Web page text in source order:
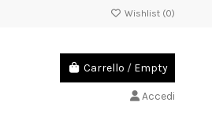
Wishlist (0)
Carrello / Empty
Accedi